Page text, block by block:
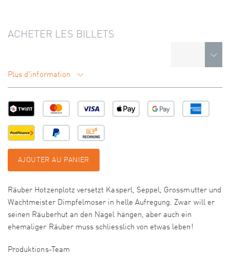
ACHETER LES BILLETS
Plus d'information
AJOUTER AU PANIER
Räuber Hotzenplotz versetzt Kasperl, Seppel, Grossmutter und
Wachtmeister Dimpfelmoser in helle Aufregung. Zwar will er
seinen Räuberhut an den Nagel hängen, aber auch ein
ehemaliger Räuber muss schliesslich von etwas leben!
Produktions-Team